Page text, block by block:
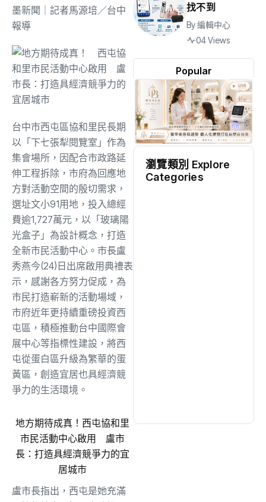
墨新聞 ｜記者馬源培／台中
報導
台中市西屯區協和里民長期
以「下七張犁閱覽室」作為
集會場所，因配合市政路延
伸工程拆除，市府為回應地
方對活動空間的殷切需求，
選址文小91用地，投入總經
費逾1,727萬元，以「玻璃陽
光盒子」為設計概念，打造
全新市民活動中心。市長盧
秀燕今(24)日出席啟用典禮表
示，感謝各方努力促成，為
市民打造嶄新的活動場域，
市府近年更持續重磅投資西
屯區，積極推動台中國際會
展中心等指標性建設，將西
屯從蛋白區升級為繁華的蛋
黃區，創造宜居也具經濟競
爭力的生活環境。
地方期待成真！西屯協和里
市民活動中心啟用 盧市
長：打造具經濟競爭力的宜
居城市
盧市長指出，西屯是她充滿
Popular
找不到
By編輯中心
04 Views
瀏覽類別 Explore
Categories